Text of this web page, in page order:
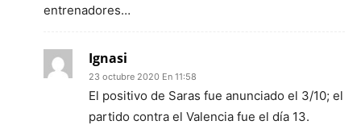
entrenadores…
Ignasi
23 octubre 2020 En 11:58
El positivo de Saras fue anunciado el 3/10; el
partido contra el Valencia fue el día 13.